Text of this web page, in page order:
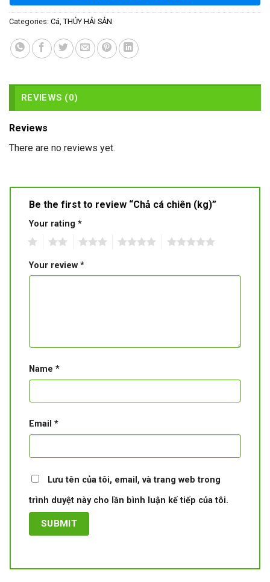
Categories: Cá, THỦY HẢI SẢN
REVIEWS (0)
Reviews
There are no reviews yet.
Be the first to review “Chả cá chiên (kg)”
Your rating *
Your review *
Name *
Email *
Lưu tên của tôi, email, và trang web trong
trình duyệt này cho lần bình luận kế tiếp của tôi.